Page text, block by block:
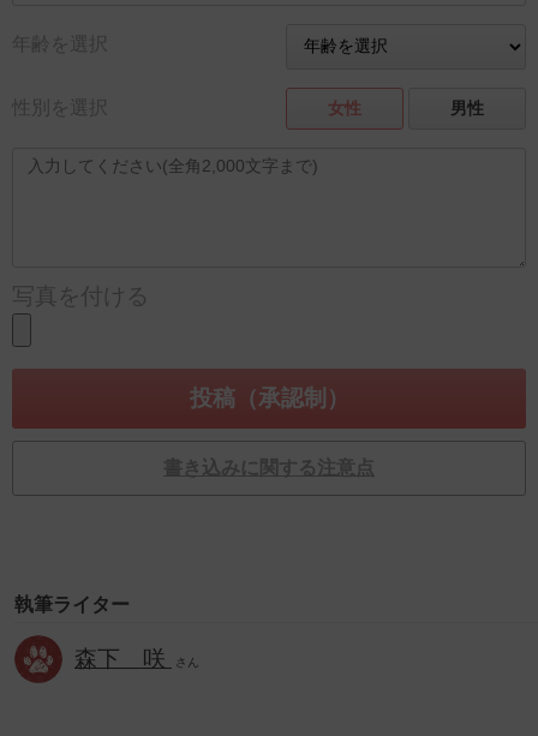
年齢を選択
性別を選択 女性 男性
写真を付ける
書き込みに関する注意点
執筆ライター
森下 咲 さん